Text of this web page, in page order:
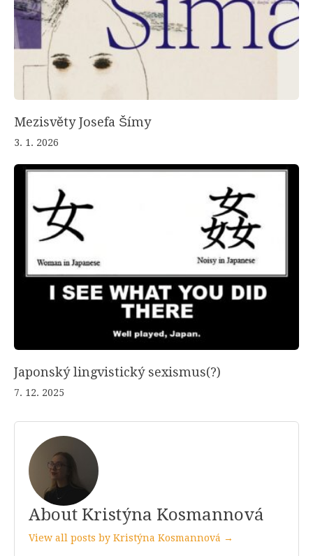
Mezisvěty Josefa Šímy
3. 1. 2026
Japonský lingvistický sexismus(?)
7. 12. 2025
About Kristýna Kosmannová
View all posts by Kristýna Kosmannová →